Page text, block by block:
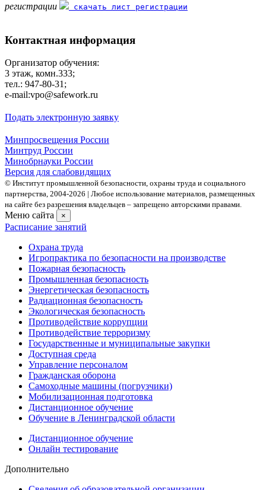
регистрации
скачать лист регистрации
Контактная информация
Организатор обучения:
3 этаж, комн.333;
тел.: 947-80-31;
е-mail:vpo@safework.ru
Подать электронную заявку
Минпросвещения России
Минтруд России
Минобрнауки России
Версия для слабовидящих
© Институт промышленной безопасности, охраны труда и социального
партнерства, 2004- 2026 | Любое использование материалов, размещенных
на сайте без разрешения владельцев – запрещено авторскими правами.
Меню сайта ×
Расписание занятий
Охрана труда
Игропрактика по безопасности на производстве
Пожарная безопасность
Промышленная безопасность
Энергетическая безопасность
Радиационная безопасность
Экологическая безопасность
Противодействие коррупции
Противодействие терроризму
Государственные и муниципальные закупки
Доступная среда
Управление персоналом
Гражданская оборона
Самоходные машины (погрузчики)
Мобилизационная подготовка
Дистанционное обучение
Обучение в Ленинградской области
Дистанционное обучение
Онлайн тестирование
Дополнительно